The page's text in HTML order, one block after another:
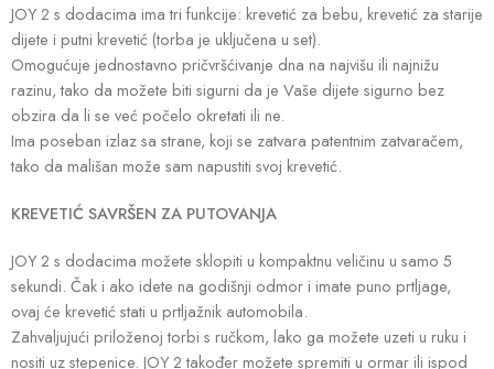
JOY 2 s dodacima ima tri funkcije: krevetić za bebu, krevetić za starije
dijete i putni krevetić (torba je uključena u set).
Omogućuje jednostavno pričvršćivanje dna na najvišu ili najnižu
razinu, tako da možete biti sigurni da je Vaše dijete sigurno bez
obzira da li se već počelo okretati ili ne.
Ima poseban izlaz sa strane, koji se zatvara patentnim zatvaračem,
tako da mališan može sam napustiti svoj krevetić.
KREVETIĆ SAVRŠEN ZA PUTOVANJA
JOY 2 s dodacima možete sklopiti u kompaktnu veličinu u samo 5
sekundi. Čak i ako idete na godišnji odmor i imate puno prtljage,
ovaj će krevetić stati u prtljažnik automobila.
Zahvaljujući priloženoj torbi s ručkom, lako ga možete uzeti u ruku i
nositi uz stepenice. JOY 2 također možete spremiti u ormar ili ispod